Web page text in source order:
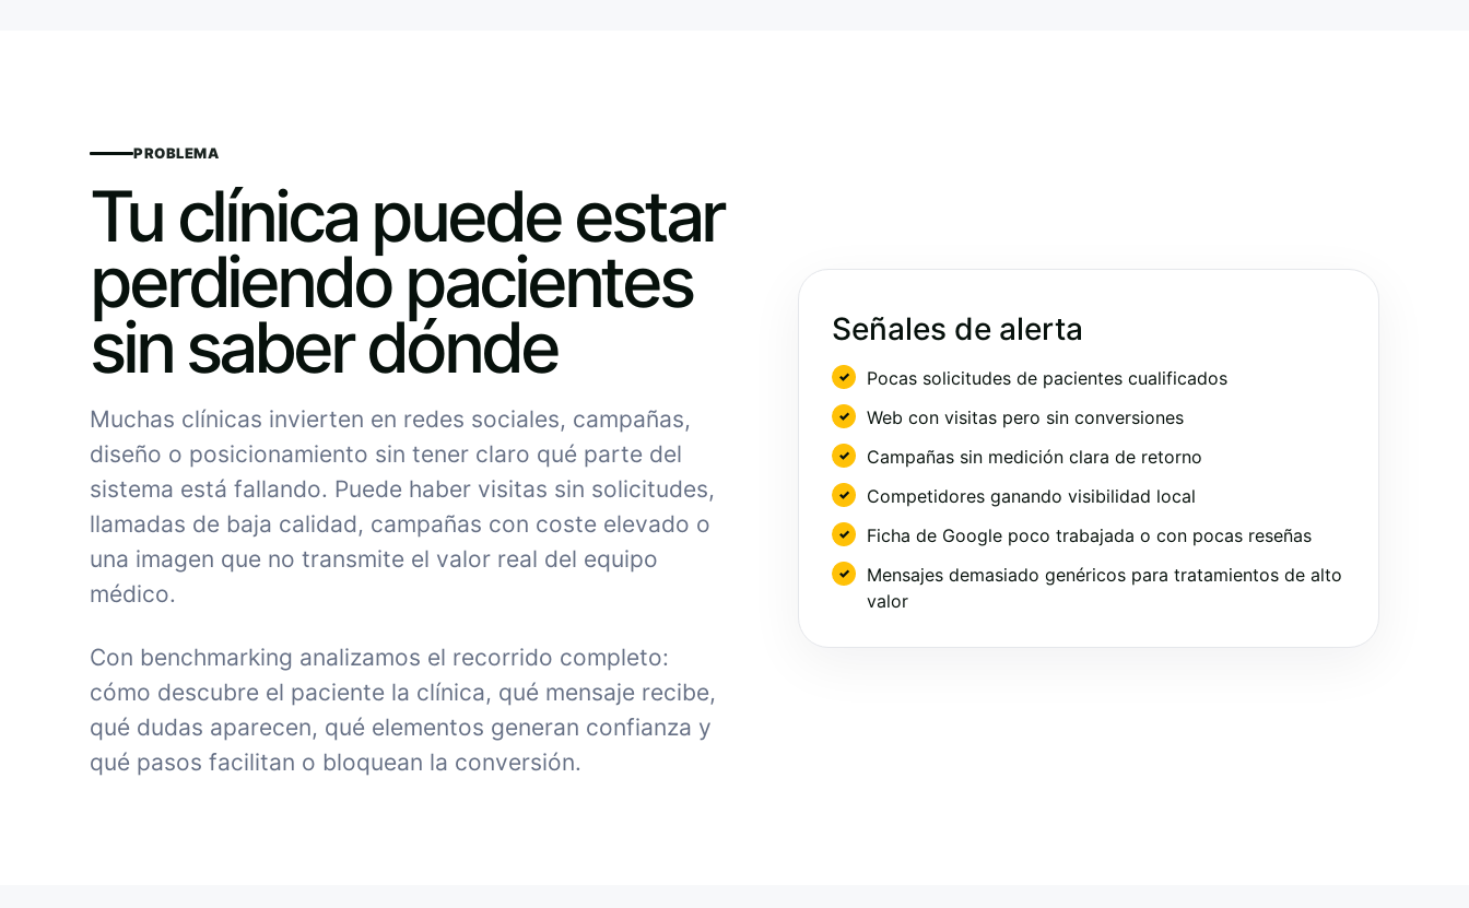
PROBLEMA
Tu clínica puede estar
perdiendo pacientes
sin saber dónde
Muchas clínicas invierten en redes sociales, campañas,
diseño o posicionamiento sin tener claro qué parte del
sistema está fallando. Puede haber visitas sin solicitudes,
llamadas de baja calidad, campañas con coste elevado o
una imagen que no transmite el valor real del equipo
médico.
Con benchmarking analizamos el recorrido completo:
cómo descubre el paciente la clínica, qué mensaje recibe,
qué dudas aparecen, qué elementos generan confianza y
qué pasos facilitan o bloquean la conversión.
Señales de alerta
Pocas solicitudes de pacientes cualificados
Web con visitas pero sin conversiones
Campañas sin medición clara de retorno
Competidores ganando visibilidad local
Ficha de Google poco trabajada o con pocas reseñas
Mensajes demasiado genéricos para tratamientos de alto
valor